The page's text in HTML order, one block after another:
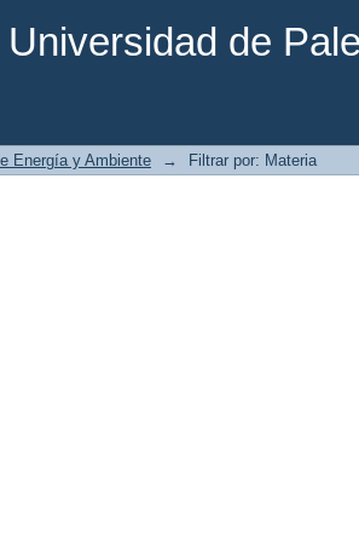
de
Energía y Ambiente → Filtrar por: Materia